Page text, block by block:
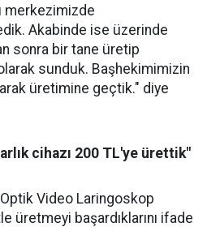
merkezimizde
Akabinde ise üzerinde
sonra bir tane üretip
sunduk. Başhekimimizin
üretimine geçtik." diye
cihazı 200 TL'ye ürettik"
Video Laringoskop
üretmeyi başardıklarını ifade